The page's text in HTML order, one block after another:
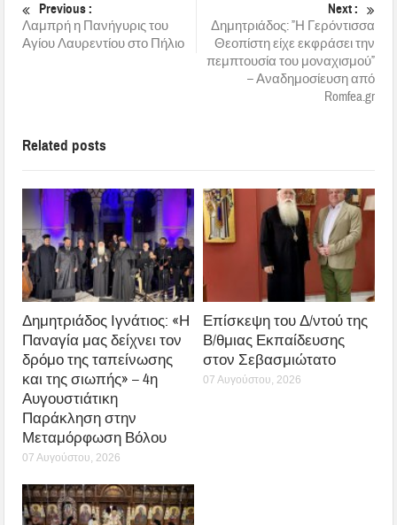
Previous :
Λαμπρή η Πανήγυρις του
Αγίου Λαυρεντίου στο Πήλιο
Next :
Δημητριάδος: ”Η Γερόντισσα
Θεοπίστη είχε εκφράσει την
πεμπτουσία του μοναχισμού”
– Αναδημοσίευση από
Romfea.gr
Related posts
Δημητριάδος Ιγνάτιος: «Η
Παναγία μας δείχνει τον
δρόμο της ταπείνωσης
και της σιωπής» – 4η
Αυγουστιάτικη
Παράκληση στην
Μεταμόρφωση Βόλου
07 Αυγούστου, 2026
Επίσκεψη του Δ/ντού της
Β/θμιας Εκπαίδευσης
στον Σεβασμιώτατο
07 Αυγούστου, 2026